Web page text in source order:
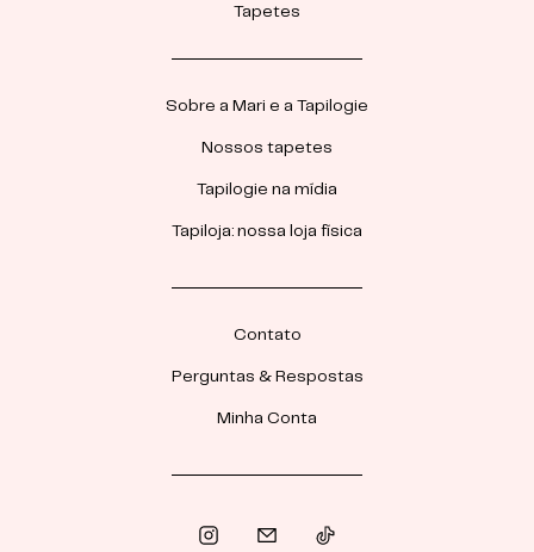
Tapetes
Sobre a Mari e a Tapilogie
Nossos tapetes
Tapilogie na mídia
Tapiloja: nossa loja física
Contato
Perguntas & Respostas
Minha Conta